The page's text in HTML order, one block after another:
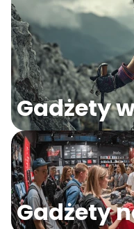
Gadżety
Gadżety